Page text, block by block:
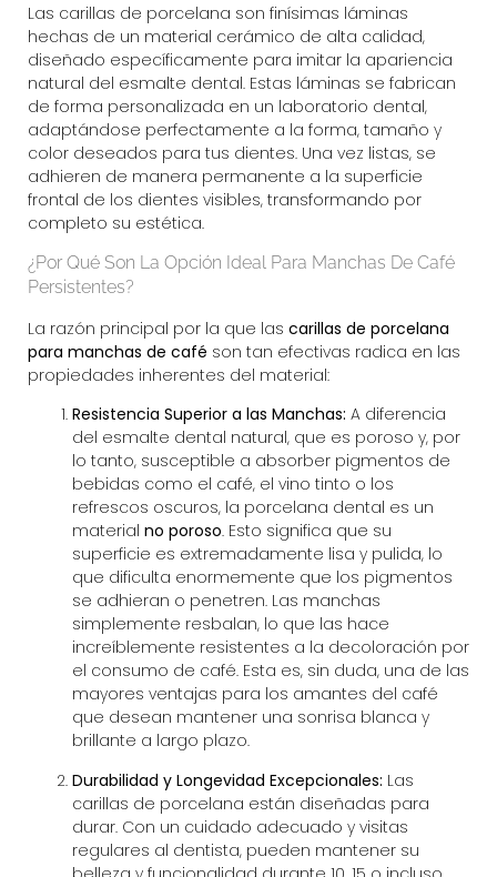
Las carillas de porcelana son finísimas láminas
hechas de un material cerámico de alta calidad,
diseñado específicamente para imitar la apariencia
natural del esmalte dental. Estas láminas se fabrican
de forma personalizada en un laboratorio dental,
adaptándose perfectamente a la forma, tamaño y
color deseados para tus dientes. Una vez listas, se
adhieren de manera permanente a la superficie
frontal de los dientes visibles, transformando por
completo su estética.
¿Por Qué Son La Opción Ideal Para Manchas De Café
Persistentes?
La razón principal por la que las carillas de porcelana
para manchas de café son tan efectivas radica en las
propiedades inherentes del material:
Resistencia Superior a las Manchas: A diferencia
del esmalte dental natural, que es poroso y, por
lo tanto, susceptible a absorber pigmentos de
bebidas como el café, el vino tinto o los
refrescos oscuros, la porcelana dental es un
material no poroso. Esto significa que su
superficie es extremadamente lisa y pulida, lo
que dificulta enormemente que los pigmentos
se adhieran o penetren. Las manchas
simplemente resbalan, lo que las hace
increíblemente resistentes a la decoloración por
el consumo de café. Esta es, sin duda, una de las
mayores ventajas para los amantes del café
que desean mantener una sonrisa blanca y
brillante a largo plazo.
Durabilidad y Longevidad Excepcionales: Las
carillas de porcelana están diseñadas para
durar. Con un cuidado adecuado y visitas
regulares al dentista, pueden mantener su